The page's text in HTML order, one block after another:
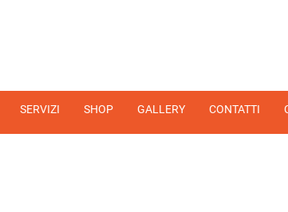
SERVIZI SHOP GALLERY CONTATTI